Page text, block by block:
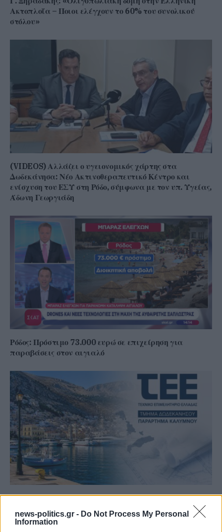
news-politics.gr - Do Not Process My Personal
Information
Ακτοπλοΐα – Ποιοι ελέγχουν το 60% του συνολικού
στόλου»
(VIDEOS) Αλλάζει ο υγειονομικός χάρτης στα
Δωδεκάνησα: Νέο Ακτινοθεραπευτικό Κέντρο και
ενίσχυση του ΕΣΥ στη Ρόδο, σύμφωνα με τον υπ. Υγείας,
Άδωνη Γεωργιάδη
Ρόδος: Πρόστιμο 73.000 ευρώ σε επιχείρηση για
παραβάσεις στον αιγιαλό
Σε συνθήκες… καύσωνα οι σχέσεις ΤΕΕ Καλύμνου και
Δημοτικού Λιμενικού Ταμείου – Νέα σκληρή απάντηση
με συγκεκριμένα στοιχεία